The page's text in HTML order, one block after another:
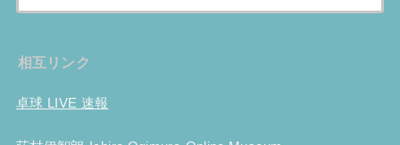
相互リンク
卓球 LIVE 速報